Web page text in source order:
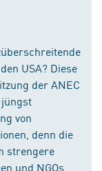
USA? Diese
der ANEC
von
denn die
strengere
und NGOs